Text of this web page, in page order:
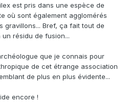
est pris dans une espèce de
où sont également agglomérés
gravillons... Bref, ça fait tout de
résidu de fusion...
que je connais pour
de cet étrange association
de plus en plus évidente...
encore !